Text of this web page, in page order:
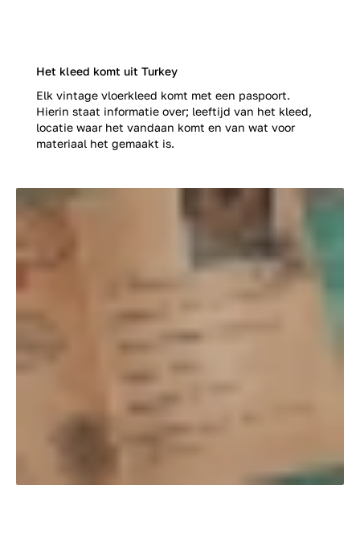
Het kleed komt uit Turkey
Elk vintage vloerkleed komt met een paspoort.
Hierin staat informatie over; leeftijd van het kleed,
locatie waar het vandaan komt en van wat voor
materiaal het gemaakt is.